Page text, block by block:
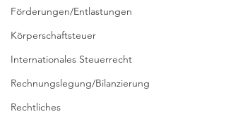
Förderungen/Entlastungen
Körperschaftsteuer
Internationales Steuerrecht
Rechnungslegung/Bilanzierung
Rechtliches